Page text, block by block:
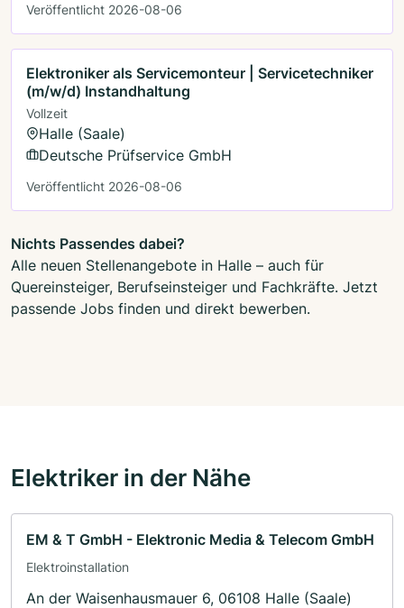
Veröffentlicht 2026-08-06
Elektroniker als Servicemonteur | Servicetechniker
(m/w/d) Instandhaltung
Vollzeit
Halle (Saale)
Deutsche Prüfservice GmbH
Veröffentlicht 2026-08-06
Nichts Passendes dabei?
Alle neuen Stellenangebote in Halle – auch für
Quereinsteiger, Berufseinsteiger und Fachkräfte. Jetzt
passende Jobs finden und direkt bewerben.
Elektriker in der Nähe
EM & T GmbH - Elektronic Media & Telecom GmbH
Elektroinstallation
An der Waisenhausmauer 6, 06108 Halle (Saale)